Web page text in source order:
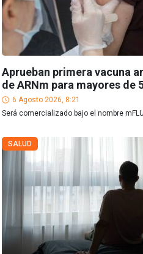
Aprueban primera vacuna
de ARNm para mayores de
6 Agosto 2026, 8:21
Será comercializado bajo el nombre
SALUD